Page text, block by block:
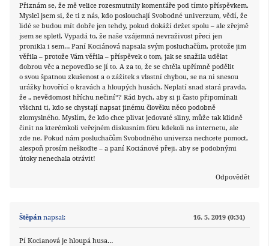
Přiznám se, že mě velice rozesmutnily komentáře pod tímto příspěvkem.
Myslel jsem si, že ti z nás, kdo poslouchají Svobodné univerzum, vědí, že
lidé se budou mít dobře jen tehdy, pokud dokáží držet spolu – ale zřejmě
jsem se spletl. Vypadá to, že naše vzájemná nevraživost přeci jen
pronikla i sem… Paní Kociánová napsala svým posluchačům, protože jim
věřila – protože Vám věřila – příspěvek o tom, jak se snažila udělat
dobrou věc a nepovedlo se jí to. A za to, že se chtěla upřímně podělit
o svou špatnou zkušenost a o zážitek s vlastní chybou, se na ni snesou
urážky hovořící o kravách a hloupých husách. Neplatí snad stará pravda,
že „ nevědomost hříchu nečiní“? Rád bych, aby si ji často připomínali
všichni ti, kdo se chystají napsat jinému člověku něco podobně
zlomyslného. Myslím, že kdo chce plivat jedovaté sliny, může tak klidně
činit na kterémkoli veřejném diskusním fóru kdekoli na internetu, ale
zde ne. Pokud nám posluchačům Svobodného univerza nechcete pomoct,
alespoň prosím neškoďte – a paní Kociánové přeji, aby se podobnými
útoky nenechala otrávit!
Odpovědět
Štěpán napsal: 16. 5. 2019 (0:34)
Pí Kocianová je hloupá husa…